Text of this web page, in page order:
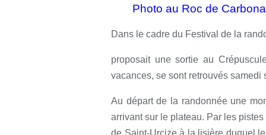
Photo au Roc de
Dans le cadre du Festival de la
proposait une sortie au
vacances, se sont retrouvés
Au départ de la randonnée une
arrivant sur le plateau. Par les
de Saint-Urcize à la lisière duquel